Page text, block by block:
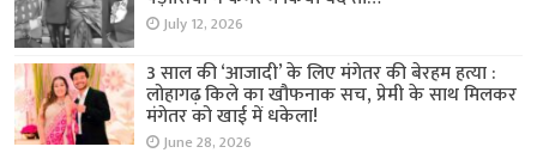
July 12, 2026
3 साल की ‘आजादी’ के लिए मंगेतर की बेरहम हत्या :
लोहागढ़ किले का खौफनाक सच, प्रेमी के साथ मिलकर
मंगेतर को खाई में धकेला!
June 28, 2026